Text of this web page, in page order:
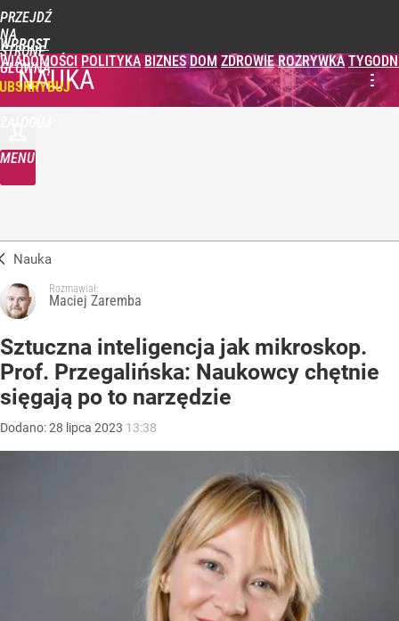
PRZEJDŹ
NA
STRONĘ
GŁÓWNĄ
WPROST
WIADOMOŚCI POLITYKA BIZNES DOM ZDROWIE ROZRYWKA
MENU
NAUKA
Nauka
Rozmawiał:
Maciej Zaremba
Sztuczna inteligencja jak mikroskop.
Prof. Przegalińska: Naukowcy chętnie
sięgają po to narzędzie
Dodano:28 lipca 2023 13:38